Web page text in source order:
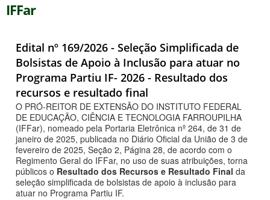
IFFar
Edital nº 169/2026 - Seleção Simplificada de
Bolsistas de Apoio à Inclusão para atuar no
Programa Partiu IF- 2026 - Resultado dos
recursos e resultado final
O PRÓ-REITOR DE EXTENSÃO DO INSTITUTO FEDERAL
DE EDUCAÇÃO, CIÊNCIA E TECNOLOGIA FARROUPILHA
(IFFar), nomeado pela Portaria Eletrônica nº 264, de 31 de
janeiro de 2025, publicada no Diário Oficial da União de 3 de
fevereiro de 2025, Seção 2, Página 28, de acordo com o
Regimento Geral do IFFar, no uso de suas atribuições, torna
públicos o Resultado dos Recursos e Resultado Final da
seleção simplificada de bolsistas de apoio à inclusão para
atuar no Programa Partiu IF.